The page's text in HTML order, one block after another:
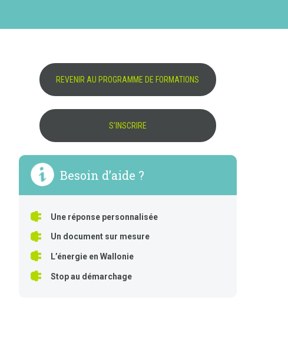
REVENIR AU PROGRAMME DE FORMATIONS
S'INSCRIRE
Besoin d’aide ?
Une réponse personnalisée
Un document sur mesure
L’énergie en Wallonie
Stop au démarchage